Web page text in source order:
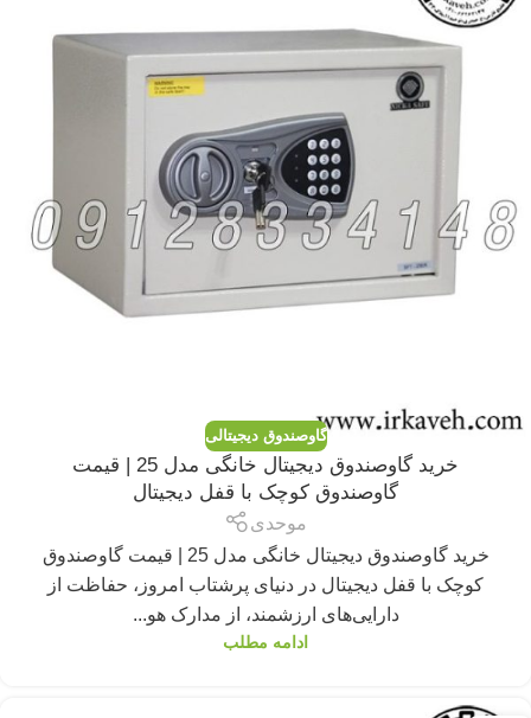
گاوصندوق دیجیتالی
خرید گاوصندوق دیجیتال خانگی مدل 25 | قیمت
گاوصندوق کوچک با قفل دیجیتال
موحدی
خرید گاوصندوق دیجیتال خانگی مدل 25 | قیمت گاوصندوق
کوچک با قفل دیجیتال در دنیای پرشتاب امروز، حفاظت از
دارایی‌های ارزشمند، از مدارک هو...
ادامه مطلب